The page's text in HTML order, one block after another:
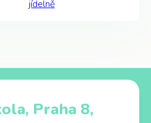
Praha 8,